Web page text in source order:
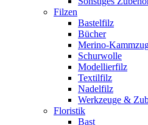
Filzen
Bastelfilz
Bücher
Merino-
Schurwolle
Modellierfilz
Textilfilz
Nadelfilz
Werkzeuge &
Floristik
Bast